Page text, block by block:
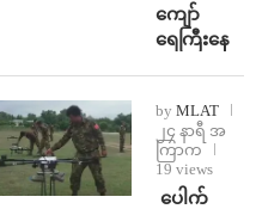
ကျော်
ရေကြီးနေ
by MLAT
၂၄ နာရီ အ
ကြာက
19 views
⁩ ⁨ပေါက်